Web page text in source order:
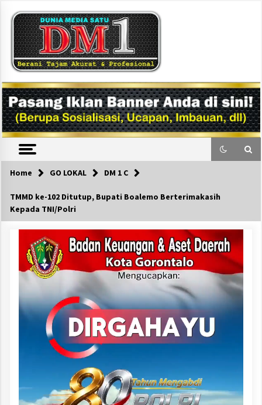
content
DM1
Home GO LOKAL DM 1 C
TMMD ke-102 Ditutup, Bupati Boalemo Berterimakasih
Kepada TNI/Polri